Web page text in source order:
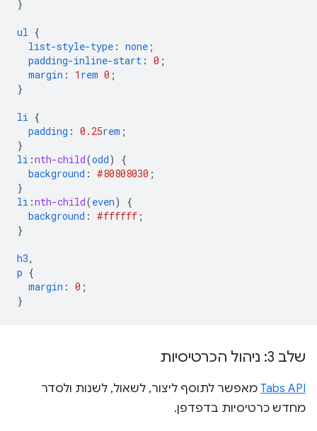
}
ul {
list-style-type : none ;
padding-inline-start : 0 ;
margin : 1 rem 0 ;
}
li {
padding : 0.25rem ;
}
li :nth-child(odd)
{
background : #80808030 ;
}
li :nth-child(even)
{
background : #ffffff ;
}
h3,
p {
margin : 0 ;
}
שלב 3: ניהול הכרטיסיות
Tabs API מאפשר לתוסף ליצור, לשאול, לשנות ולסדר
מחדש כרטיסיות בדפדפן.